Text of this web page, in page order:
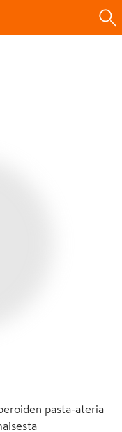
pasta-ateria